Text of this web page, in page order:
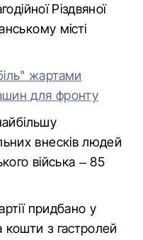
Різдвяної
місті
жартами
для фронту
внесків людей
війська – 85
придбано у
кошти з гастролей